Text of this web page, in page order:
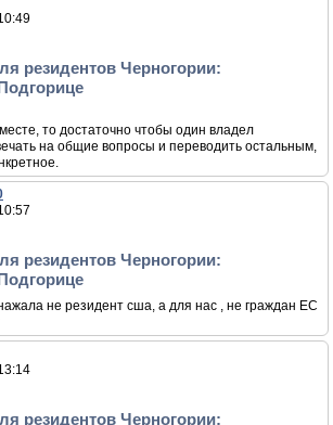
резидентов Черногории:
то достаточно чтобы один владел
на общие вопросы и переводить остальным,
резидентов Черногории:
не резидент сша, а для нас , не граждан ЕС
резидентов Черногории: